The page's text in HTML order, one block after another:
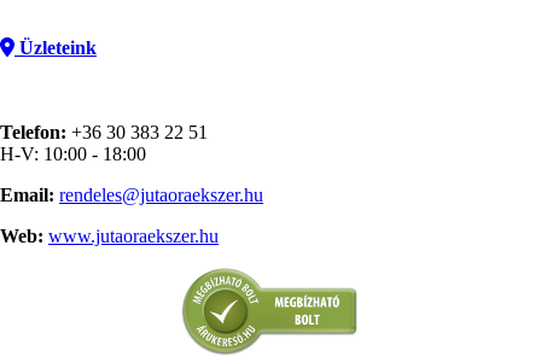
Üzleteink
Telefon: +36 30 383 22 51
H-V: 10:00 - 18:00
Email: rendeles@jutaoraekszer.hu
Web: www.jutaoraekszer.hu